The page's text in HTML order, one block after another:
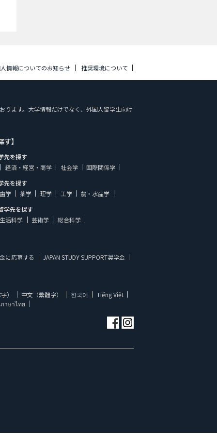
情報についてのお知らせ 推奨環境について
ります。大学情報だけでなく、外国人留学生向け
】
先を探す
経済・経営・商学
社会学
国際関係学
先を探す
学
薬学 理学 工学
農・水産学
学先を探す
生活科学
芸術学 総合科学
に応募する JAPAN STUDY SUPPORT奨学金
） 中文（繁體字） 한국어
Tiếng Việt
ภาษาไทย